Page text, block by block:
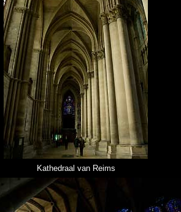
Kathedraal van Reims